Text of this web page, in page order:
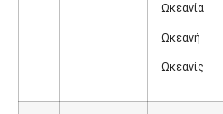
Ωκεανία
Ωκεανή
Ωκεανίς